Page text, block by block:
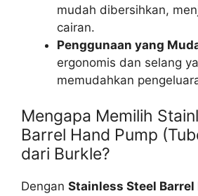
mudah dibersihkan,
cairan.
Penggunaan yang
ergonomis dan selang
memudahkan
Mengapa Memilih
Barrel Hand Pump
dari Burkle?
Dengan Stainless Steel Barrel